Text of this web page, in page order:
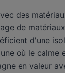
des
de
d'une
où le
en valeur